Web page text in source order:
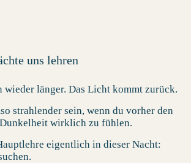
uns lehren
wieder länger. Das Licht kommt zurück.
strahlender sein, wenn du vorher den
wirklich zu fühlen.
eigentlich in dieser Nacht: